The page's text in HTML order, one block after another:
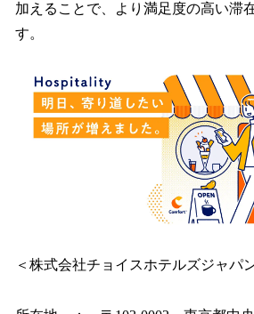
加えることで、より満足度の高い滞
す。
＜株式会社チョイスホテルズジャパ